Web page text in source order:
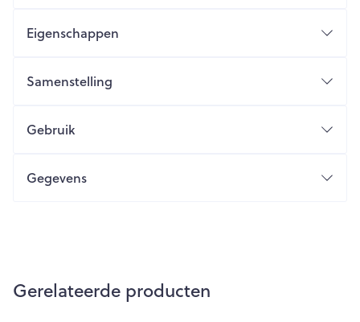
Eigenschappen
Samenstelling
Gebruik
Gegevens
Gerelateerde producten